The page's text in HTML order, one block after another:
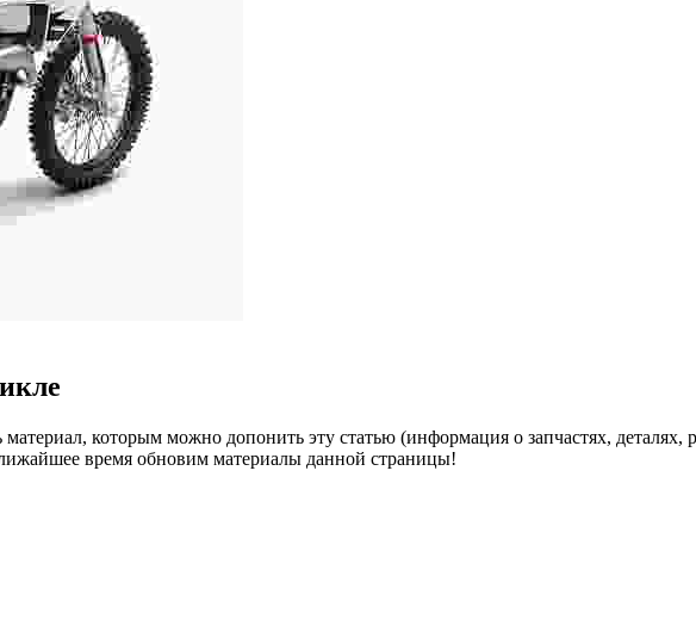
которым можно допонить эту статью (информация о запчастях, деталях,
время обновим материалы данной страницы!